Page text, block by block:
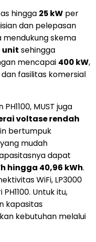
hingga 25 kW per
dan pelepasan
mendukung skema
unit sehingga
mencapai 400 kW,
dan fasilitas komersial
MUST juga
voltase rendah
bertumpuk
mudah
dapat
hingga 40,96 kWh.
WiFi, LP3000
Untuk itu,
kapasitas
kebutuhan melalui